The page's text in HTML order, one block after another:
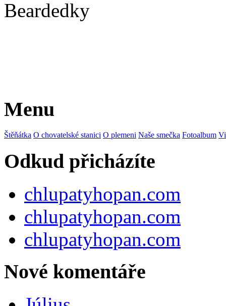
Menu
Štěňátka O chovatelské stanici O plemeni Naše smečka Fotoalbum
Odkud přicházíte
chlupatyhopan.com
chlupatyhopan.com
chlupatyhopan.com
Nové komentáře